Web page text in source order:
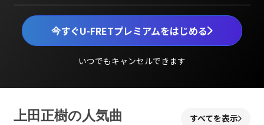
今すぐU-FRETプレミアムをはじめる
いつでもキャンセルできます
上田正樹の人気曲 すべてを表示